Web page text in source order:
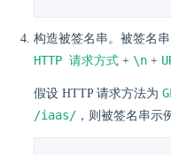
构造被签名串。被签名
HTTP 请求方式 + \n +
假设 HTTP 请求方法为
/iaas/ ，则被签名串示